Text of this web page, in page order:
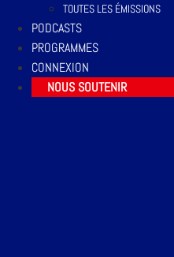
TOUTES LES ÉMISSIONS
PODCASTS
PROGRAMMES
CONNEXION
NOUS SOUTENIR